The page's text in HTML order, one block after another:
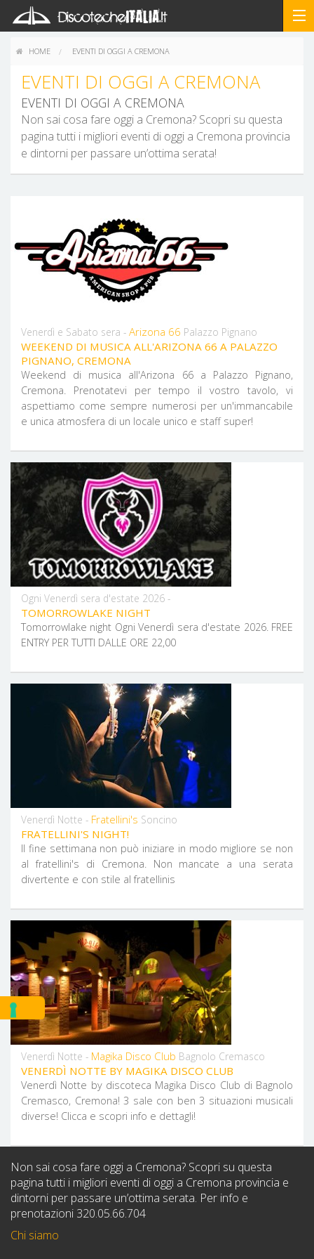
HOME EVENTI DI OGGI A CREMONA
EVENTI DI OGGI A CREMONA
EVENTI DI OGGI A CREMONA
Non sai cosa fare oggi a Cremona? Scopri su questa
pagina tutti i migliori eventi di oggi a Cremona provincia
e dintorni per passare un’ottima serata!
Venerdì e Sabato sera - Arizona 66 Palazzo Pignano
WEEKEND DI MUSICA ALL'ARIZONA 66 A PALAZZO
PIGNANO, CREMONA
Weekend di musica all'Arizona 66 a Palazzo Pignano,
Cremona. Prenotatevi per tempo il vostro tavolo, vi
aspettiamo come sempre numerosi per un'immancabile
e unica atmosfera di un locale unico e staff super!
Ogni Venerdì sera d'estate 2026 -
TOMORROWLAKE NIGHT
Tomorrowlake night Ogni Venerdì sera d'estate 2026. FREE
ENTRY PER TUTTI DALLE ORE 22,00
Venerdì Notte - Fratellini's Soncino
FRATELLINI'S NIGHT!
Il fine settimana non può iniziare in modo migliore se non
al fratellini's di Cremona. Non mancate a una serata
divertente e con stile al fratellinis
Venerdì Notte - Magika Disco Club Bagnolo Cremasco
VENERDÌ NOTTE BY MAGIKA DISCO CLUB
Venerdì Notte by discoteca Magika Disco Club di Bagnolo
Cremasco, Cremona! 3 sale con ben 3 situazioni musicali
diverse! Clicca e scopri info e dettagli!
Non sai cosa fare oggi a Cremona? Scopri su questa
pagina tutti i migliori eventi di oggi a Cremona provincia e
dintorni per passare un’ottima serata. Per info e
prenotazioni 320.05.66.704
Chi siamo